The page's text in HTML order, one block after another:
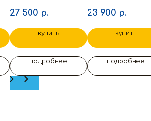
27 500 р.
купить
подробнее
23 900 р.
купить
подробнее